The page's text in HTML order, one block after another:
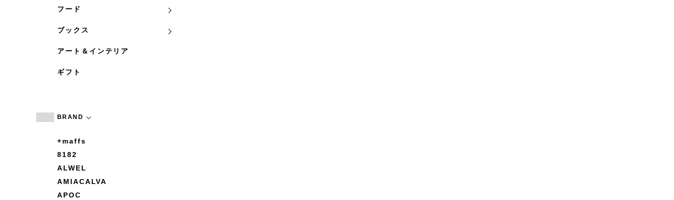
フード
ブックス
アート＆インテリア
ギフト
BRAND
+maffs
8182
ALWEL
AMIACALVA
APOC